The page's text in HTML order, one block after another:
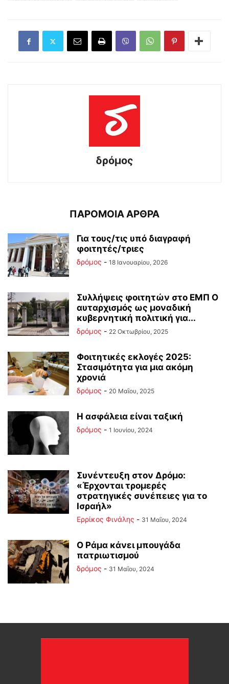
δρόμος
ΠΑΡΟΜΟΙΑ ΑΡΘΡΑ
Για τους/τις υπό διαγραφή
φοιτητές/τριες
δρόμος - 18 Ιανουαρίου, 2026
Συλλήψεις φοιτητών στο ΕΜΠ Ο
αυταρχισμός ως μοναδική
κυβερνητική πολιτική για...
δρόμος - 22 Οκτωβρίου, 2025
Φοιτητικές εκλογές 2025:
Στασιμότητα για μια ακόμη
χρονιά
δρόμος - 20 Μαΐου, 2025
Η ασφάλεια είναι ταξική
δρόμος - 1 Ιουνίου, 2024
Συνέντευξη στον Δρόμο:
«Έρχονται τρομερές
στρατηγικές συνέπειες για το
Ισραήλ»
Ερρίκος Φινάλης - 31 Μαΐου, 2024
Ο Ράμα κάνει μπουγάδα
πατριωτισμού
δρόμος - 31 Μαΐου, 2024